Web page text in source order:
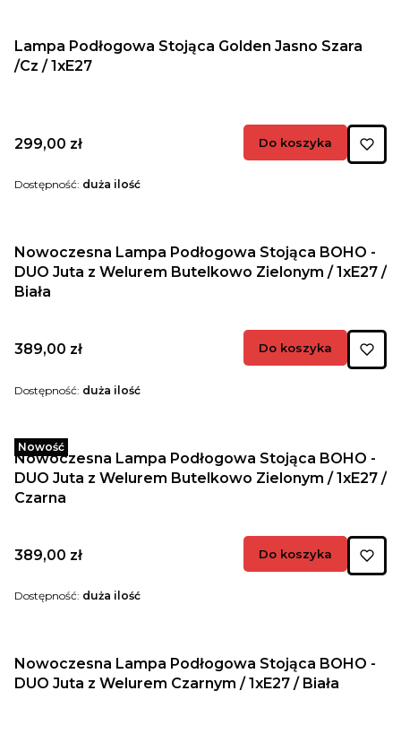
Lampa Podłogowa Stojąca Golden Jasno Szara
/Cz / 1xE27
Cena
299,00 zł Do koszyka
Dostępność: duża ilość
Nowoczesna Lampa Podłogowa Stojąca BOHO -
DUO Juta z Welurem Butelkowo Zielonym / 1xE27 /
Biała
Cena
389,00 zł Do koszyka
Dostępność: duża ilość
Nowość
Nowoczesna Lampa Podłogowa Stojąca BOHO -
DUO Juta z Welurem Butelkowo Zielonym / 1xE27 /
Czarna
Cena
389,00 zł Do koszyka
Dostępność: duża ilość
Nowoczesna Lampa Podłogowa Stojąca BOHO -
DUO Juta z Welurem Czarnym / 1xE27 / Biała